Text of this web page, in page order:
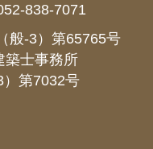
838-7071
般-3）第65765号
士事務所
第7032号